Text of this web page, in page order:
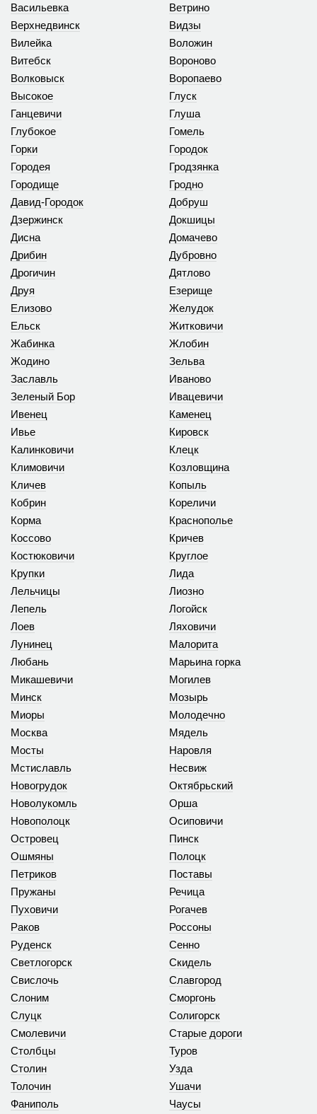
Васильевка
Верхнедвинск
Ветрино
Видзы
Вилейка
Витебск
Волковыск
Воложин
Вороново
Воропаево
Высокое
Ганцевичи
Глубокое
Глуск
Глуша
Гомель
Горки
Городея
Городище
Городок
Гродзянка
Гродно
Давид-Городок
Дзержинск
Дисна
Добруш
Докшицы
Домачево
Дрибин
Дрогичин
Друя
Дубровно
Дятлово
Езерище
Елизово
Ельск
Жабинка
Желудок
Житковичи
Жлобин
Жодино
Заславль
Зеленый Бор
Зельва
Иваново
Ивацевичи
Ивенец
Ивье
Калинковичи
Каменец
Кировск
Клецк
Климовичи
Кличев
Кобрин
Козловщина
Копыль
Кореличи
Корма
Коссово
Костюковичи
Краснополье
Кричев
Круглое
Крупки
Лельчицы
Лепель
Лида
Лиозно
Логойск
Лоев
Лунинец
Любань
Ляховичи
Малорита
Марьина горка
Микашевичи
Минск
Миоры
Могилев
Мозырь
Молодечно
Москва
Мосты
Мстиславль
Мядель
Наровля
Несвиж
Новогрудок
Новолукомль
Новополоцк
Октябрьский
Орша
Осиповичи
Островец
Ошмяны
Петриков
Пинск
Полоцк
Поставы
Пружаны
Пуховичи
Раков
Речица
Рогачев
Россоны
Руденск
Светлогорск
Свислочь
Сенно
Скидель
Славгород
Слоним
Слуцк
Смолевичи
Сморгонь
Солигорск
Старые дороги
Столбцы
Столин
Толочин
Туров
Узда
Ушачи
Фаниполь
Чаусы